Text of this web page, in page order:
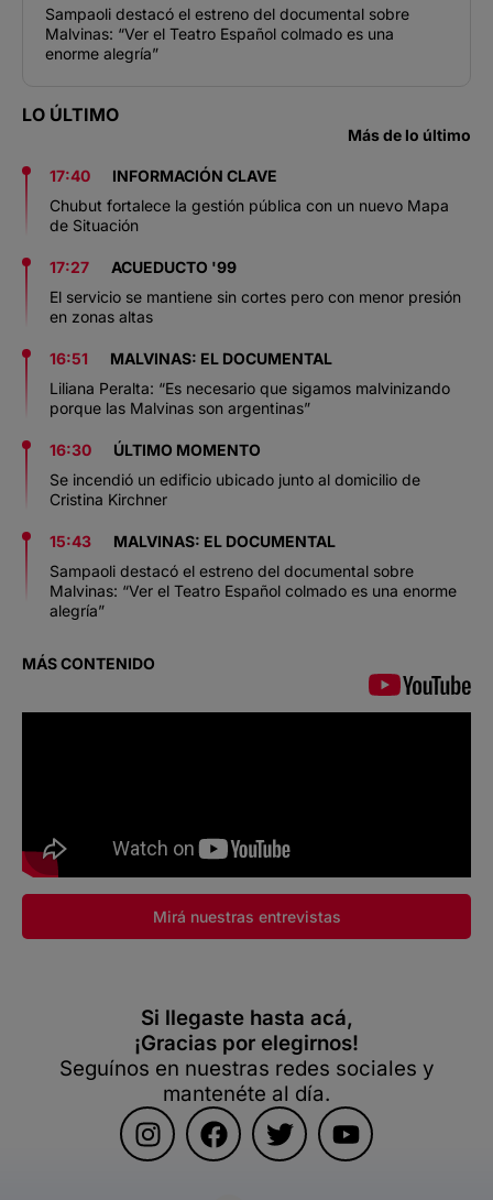
Sampaoli destacó el estreno del documental sobre
Malvinas: “Ver el Teatro Español colmado es una
enorme alegría”
LO ÚLTIMO
Más de lo último
17:40
INFORMACIÓN CLAVE
Chubut fortalece la gestión pública con un nuevo Mapa
de Situación
17:27
ACUEDUCTO '99
El servicio se mantiene sin cortes pero con menor presión
en zonas altas
16:51
MALVINAS: EL DOCUMENTAL
Liliana Peralta: “Es necesario que sigamos malvinizando
porque las Malvinas son argentinas”
16:30
ÚLTIMO MOMENTO
Se incendió un edificio ubicado junto al domicilio de
Cristina Kirchner
15:43
MALVINAS: EL DOCUMENTAL
Sampaoli destacó el estreno del documental sobre
Malvinas: “Ver el Teatro Español colmado es una enorme
alegría”
MÁS CONTENIDO
Mirá nuestras entrevistas
Si llegaste hasta acá,
¡Gracias por elegirnos!
Seguínos en nuestras redes sociales y
mantenéte al día.